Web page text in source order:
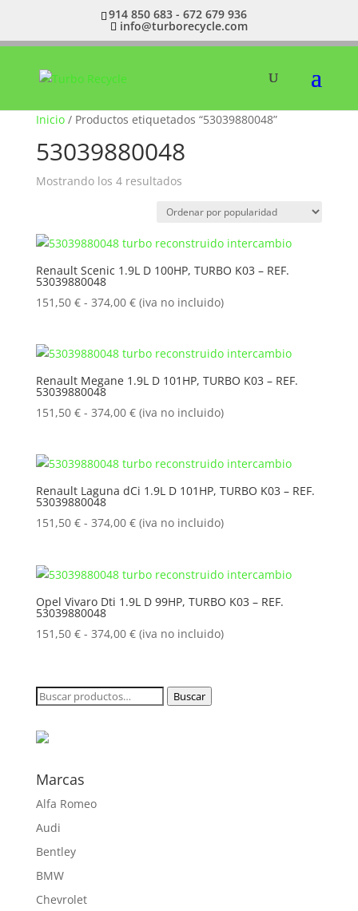
914 850 683 - 672 679 936
info@turborecycle.com
Inicio/ Productos etiquetados “53039880048”
53039880048
Mostrando los 4 resultadosOrdenado
popularidad
Renault Scenic 1.9L D 100HP, TURBO K03 – REF.
53039880048
151,50 € - 374,00 €Rango
desde
151,50 €
374,00 €
(iva no incluido)
Renault Megane 1.9L D 101HP, TURBO K03 – REF.
53039880048
151,50 € - 374,00 €Rango
desde
151,50 €
374,00 €
(iva no incluido)
Renault Laguna dCi 1.9L D 101HP, TURBO K03 – REF.
53039880048
151,50 € - 374,00 €Rango
desde
151,50 €
374,00 €
(iva no incluido)
Opel Vivaro Dti 1.9L D 99HP, TURBO K03 – REF.
53039880048
151,50 € - 374,00 €Rango
desde
151,50 €
(iva no incluido)
Buscar
Buscar
Marcas
Alfa Romeo
Audi
Bentley
BMW
Chevrolet